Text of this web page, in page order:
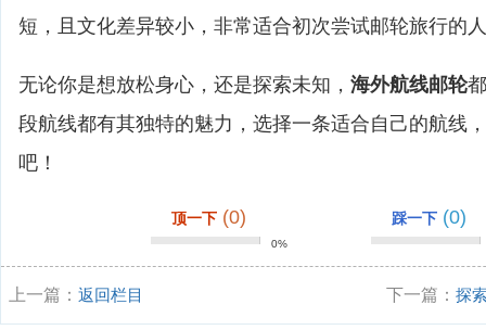
短，且文化差异较小，非常适合初次尝试邮轮旅行的
无论你是想放松身心，还是探索未知， 海外航线邮轮
段航线都有其独特的魅力，选择一条适合自己的航线
吧！
顶一下 (0)
0%
踩一下 (0)
上一篇： 返回栏目 下一篇：探